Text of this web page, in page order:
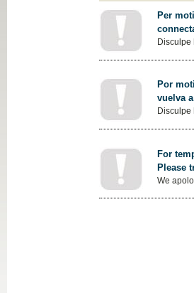
Per
Disculpe
Por
vuelva
Disculpe
For
Please
We